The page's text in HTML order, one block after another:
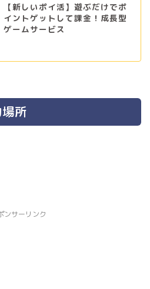
【新しいポイ活】遊ぶだけでポ
イントゲットして課金！成長型
ゲームサービス
所
ンサーリンク